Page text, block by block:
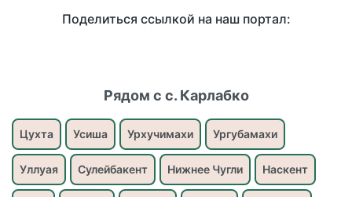
Поделиться ссылкой на наш портал:
Рядом с с. Карлабко
Цухта Усиша Урхучимахи Ургубамахи
Уллуая Сулейбакент Нижнее Чугли Наскент